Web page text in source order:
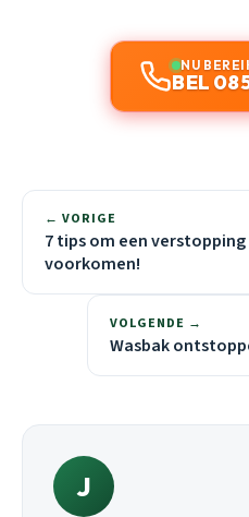
NU
BEL
← VORIGE
7 tips om een
voorkomen!
VOLGENDE →
Wasbak
J